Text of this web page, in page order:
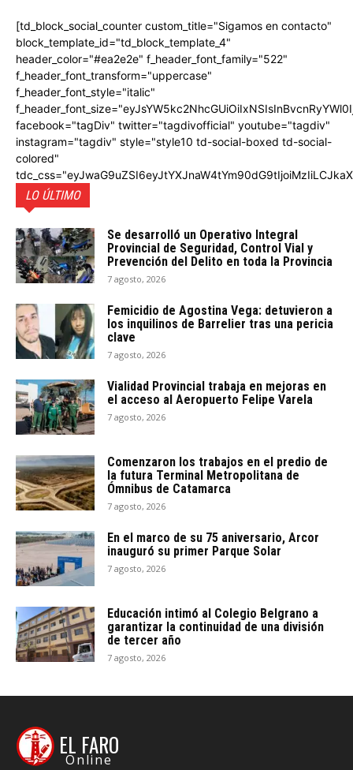
[td_block_social_counter custom_title="Sigamos en contacto"
block_template_id="td_block_template_4"
header_color="#ea2e2e" f_header_font_family="522"
f_header_font_transform="uppercase"
f_header_font_style="italic"
facebook="tagDiv" twitter="tagdivofficial" youtube="tagdiv"
instagram="tagdiv" style="style10 td-social-boxed td-social-
colored"
LO ÚLTIMO
Se desarrolló un Operativo Integral
Provincial de Seguridad, Control Vial y
Prevención del Delito en toda la Provincia
7 agosto, 2026
Femicidio de Agostina Vega: detuvieron a
los inquilinos de Barrelier tras una pericia
clave
7 agosto, 2026
Vialidad Provincial trabaja en mejoras en
el acceso al Aeropuerto Felipe Varela
7 agosto, 2026
Comenzaron los trabajos en el predio de
la futura Terminal Metropolitana de
Ómnibus de Catamarca
7 agosto, 2026
En el marco de su 75 aniversario, Arcor
inauguró su primer Parque Solar
7 agosto, 2026
Educación intimó al Colegio Belgrano a
garantizar la continuidad de una división
de tercer año
7 agosto, 2026
EL FARO
Online